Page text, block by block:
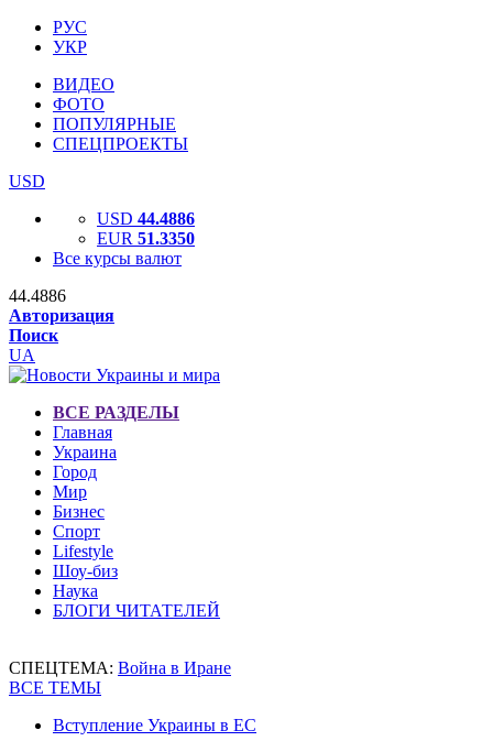
РУС
УКР
ВИДЕО
ФОТО
ПОПУЛЯРНЫЕ
СПЕЦПРОЕКТЫ
USD
USD 44.4886
EUR 51.3350
Все курсы валют
44.4886
Авторизация
Поиск
UA
ВСЕ РАЗДЕЛЫ
Главная
Украина
Город
Мир
Бизнес
Спорт
Lifestyle
Шоу-биз
Наука
БЛОГИ ЧИТАТЕЛЕЙ
СПЕЦТЕМА: Война в Иране
ВСЕ ТЕМЫ
Вступление Украины в ЕС